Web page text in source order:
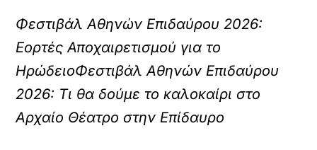
Φεστιβάλ Αθηνών Επιδαύρου 2026:
Εορτές Αποχαιρετισμού για το
ΗρώδειοΦεστιβάλ Αθηνών Επιδαύρου
2026: Τι θα δούμε το καλοκαίρι στο
Αρχαίο Θέατρο στην Επίδαυρο